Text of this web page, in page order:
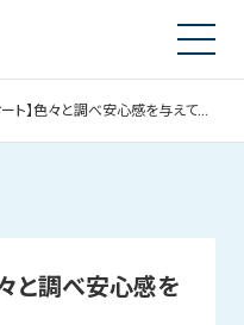
ト】色々と調べ安心感を与えて頂き…
と調べ安心感を